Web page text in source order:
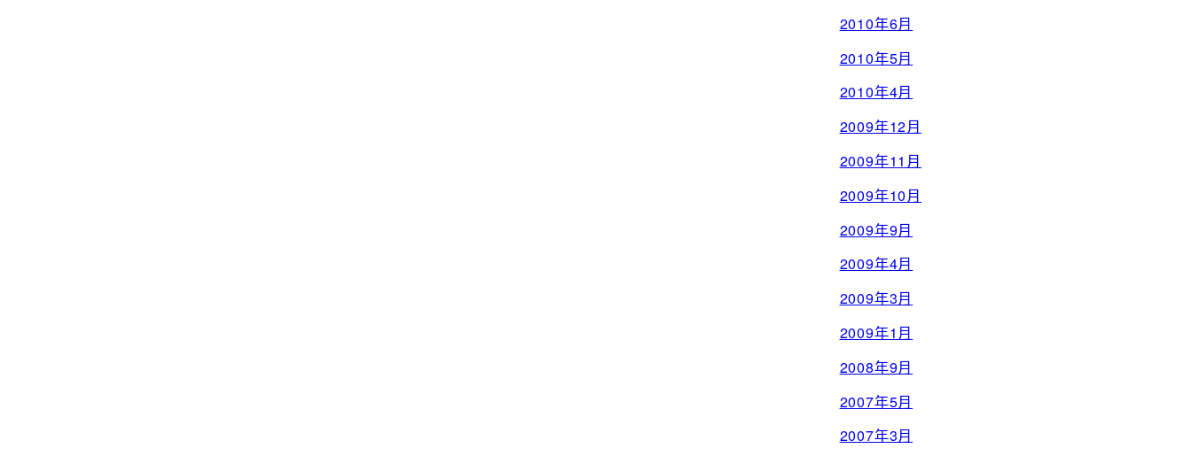
2010年6月
2010年5月
2010年4月
2009年12月
2009年11月
2009年10月
2009年9月
2009年4月
2009年3月
2009年1月
2008年9月
2007年5月
2007年3月